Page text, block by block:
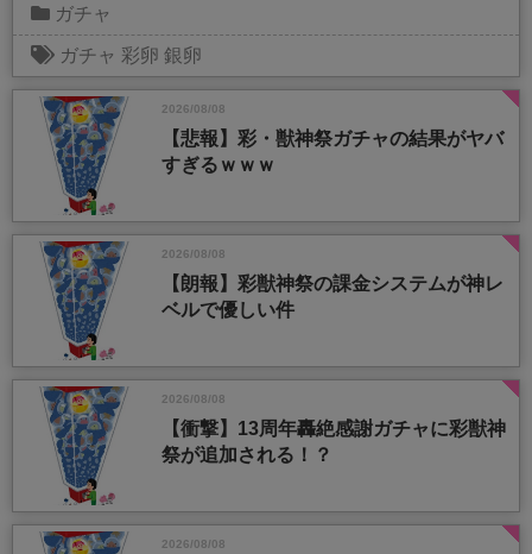
ガチャ
ガチャ 彩卵 銀卵
2026/08/08
【悲報】彩・獣神祭ガチャの結果がヤバ
すぎるｗｗｗ
2026/08/08
【朗報】彩獣神祭の課金システムが神レ
ベルで優しい件
2026/08/08
【衝撃】13周年轟絶感謝ガチャに彩獣神
祭が追加される！？
2026/08/08